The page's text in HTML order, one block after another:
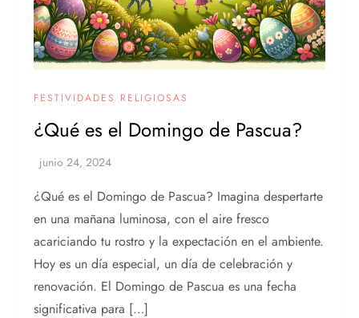
FESTIVIDADES RELIGIOSAS
¿Qué es el Domingo de Pascua?
¿Qué es el Domingo de Pascua? Imagina despertarte
en una mañana luminosa, con el aire fresco
acariciando tu rostro y la expectación en el ambiente.
Hoy es un día especial, un día de celebración y
renovación. El Domingo de Pascua es una fecha
significativa para […]